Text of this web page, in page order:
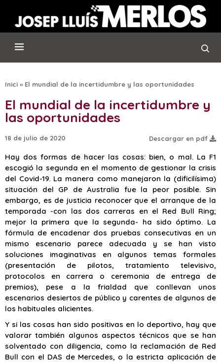
Inici » El mundial de la incertidumbre y las oportunidades
El mundial de la incertidumbre y
las oportunidades
18 de julio de 2020 Descargar en pdf
Hay dos formas de hacer las cosas: bien, o mal. La F1
escogió la segunda en el momento de gestionar la crisis
del Covid-19. La manera como manejaron la (dificilísima)
situación del GP de Australia fue la peor posible. Sin
embargo, es de justicia reconocer que el arranque de la
temporada -con las dos carreras en el Red Bull Ring;
mejor la primera que la segunda- ha sido óptimo. La
fórmula de encadenar dos pruebas consecutivas en un
mismo escenario parece adecuada y se han visto
soluciones imaginativas en algunos temas formales
(presentación de pilotos, tratamiento televisivo,
protocolos en carrera o ceremonia de entrega de
premios), pese a la frialdad que conllevan unos
escenarios desiertos de público y carentes de algunos de
los habituales alicientes.
Y si las cosas han sido positivas en lo deportivo, hay que
valorar también algunos aspectos técnicos que se han
solventado con diligencia, como la reclamación de Red
Bull con el DAS de Mercedes, o la estricta aplicación de